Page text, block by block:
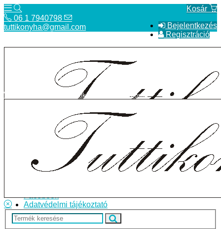
Kosár
Bejelentkezés
Regisztráció
06 1 7940798
tuttikonyha@gmail.com
Telefon
Szállítás
Facebook
Adatvédelmi tájékoztató
tuttikonyha@gmail.com